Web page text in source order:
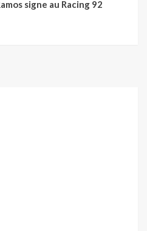
signe au Racing 92